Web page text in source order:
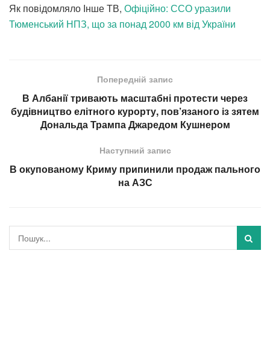
Як повідомляло Інше ТВ, Офіційно: ССО уразили
Тюменський НПЗ, що за понад 2000 км від України
Попередній запис
В Албанії тривають масштабні протести через
будівництво елітного курорту, пов’язаного із зятем
Дональда Трампа Джаредом Кушнером
Наступний запис
В окупованому Криму припинили продаж пального
на АЗС